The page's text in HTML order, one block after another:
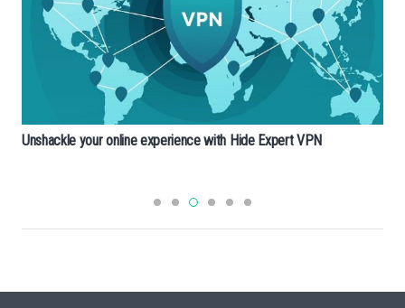
Unshackle your online experience with Hide Expert VPN